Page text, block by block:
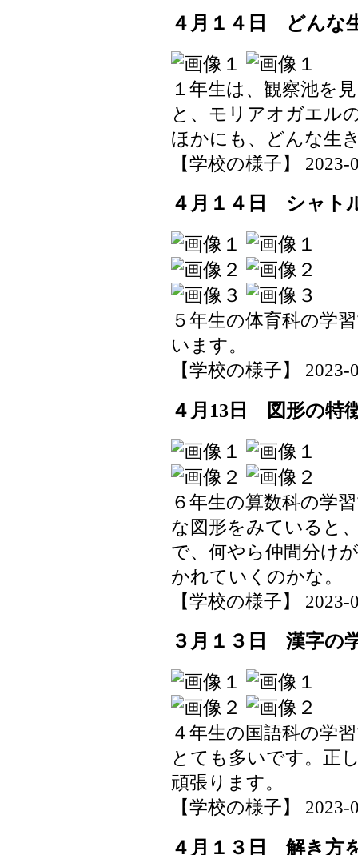
４月１４日 どんな
１年生は、観察池を
と、モリアオガエル
ほかにも、どんな生
【学校の様子】 2023-
４月１４日 シャト
５年生の体育科の学
います。
【学校の様子】 2023-
４月13日 図形の特
６年生の算数科の学
な図形をみていると
で、何やら仲間分け
かれていくのかな。
【学校の様子】 2023-
３月１３日 漢字の
４年生の国語科の学
とても多いです。正
頑張ります。
【学校の様子】 2023-
４月１３日 解き方